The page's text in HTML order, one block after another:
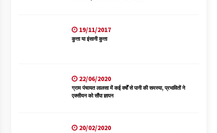
19/11/2017
कुत्ता या इंसानी कुत्ता
22/06/2020
ग्राम पंचायत लालसा में कई वर्षों से पानी की समस्या, प्रभावितों ने
एक्सीयन को सौंपा ज्ञापन
20/02/2020